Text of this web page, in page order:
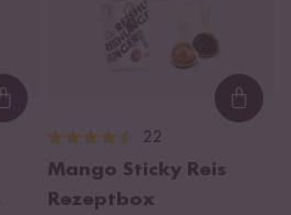
Loading...
22
Mango Sticky Reis
Rezeptbox